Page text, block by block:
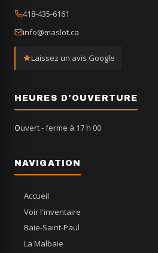
418-435-6161
info@maslot.ca
Laissez un avis Google
HEURES D'OUVERTURE
Ouvert- ferme à 17 h 00
NAVIGATION
Accueil
Voir l'inventaire
Baie-Saint-Paul
La Malbaie